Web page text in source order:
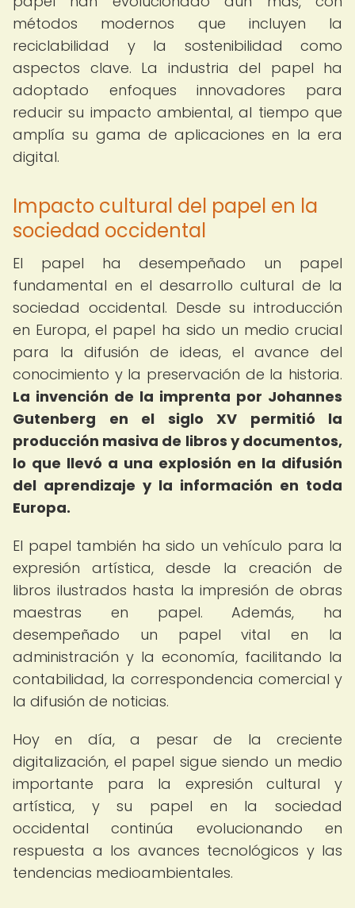
métodos modernos que incluyen la
reciclabilidad y la sostenibilidad como
aspectos clave. La industria del papel ha
adoptado enfoques innovadores para
reducir su impacto ambiental, al tiempo que
amplía su gama de aplicaciones en la era
digital.
Impacto cultural del papel en la
sociedad occidental
El papel ha desempeñado un papel
fundamental en el desarrollo cultural de la
sociedad occidental. Desde su introducción
en Europa, el papel ha sido un medio crucial
para la difusión de ideas, el avance del
conocimiento y la preservación de la historia.
La invención de la imprenta por Johannes
Gutenberg en el siglo XV permitió la
producción masiva de libros y documentos,
lo que llevó a una explosión en la difusión
del aprendizaje y la información en toda
Europa.
El papel también ha sido un vehículo para la
expresión artística, desde la creación de
libros ilustrados hasta la impresión de obras
maestras en papel. Además, ha
desempeñado un papel vital en la
administración y la economía, facilitando la
contabilidad, la correspondencia comercial y
la difusión de noticias.
Hoy en día, a pesar de la creciente
digitalización, el papel sigue siendo un medio
importante para la expresión cultural y
artística, y su papel en la sociedad
occidental continúa evolucionando en
respuesta a los avances tecnológicos y las
tendencias medioambientales.